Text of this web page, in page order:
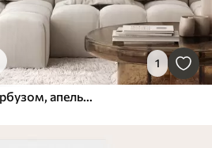
1
Акварельний салат з гарбузом, апельсинами та авокадо